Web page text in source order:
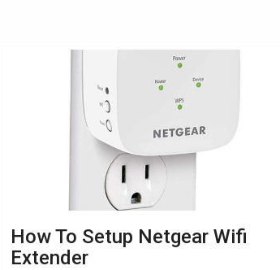
How To Setup Netgear Wifi
Extender